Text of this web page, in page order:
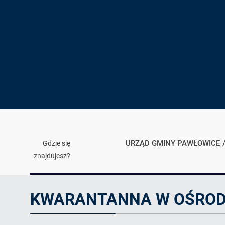
Gdzie się
znajdujesz?
URZĄD GMINY PAWŁOWICE
KWARANTANNA W